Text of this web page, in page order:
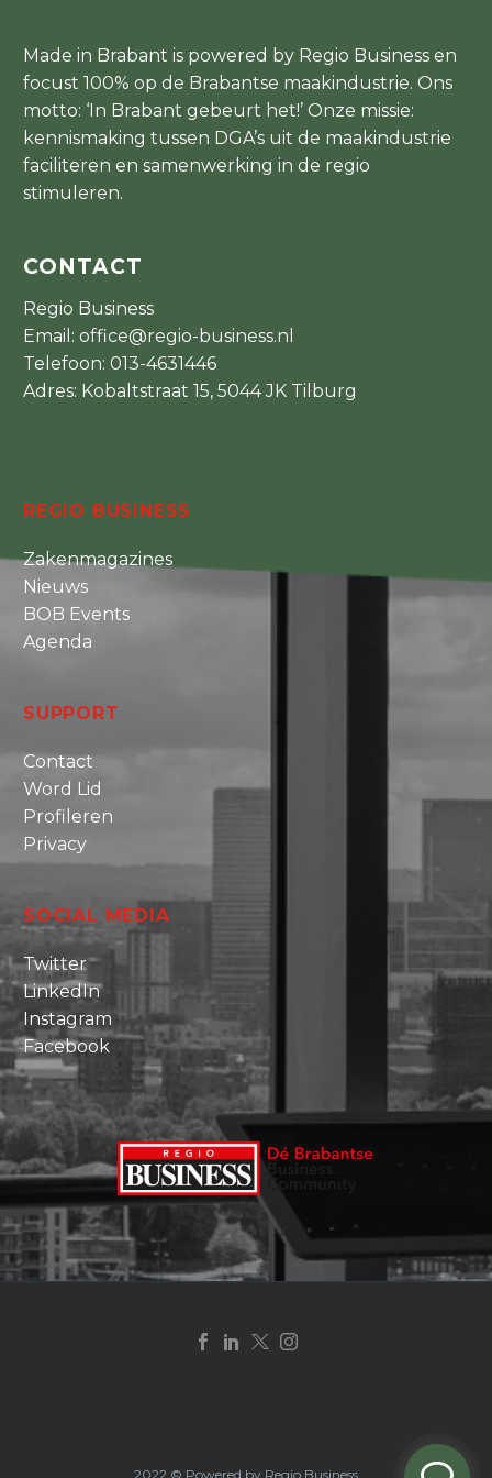
Made in Brabant is powered by Regio Business en
focust 100% op de Brabantse maakindustrie. Ons
motto: ‘In Brabant gebeurt het!’ Onze missie:
kennismaking tussen DGA’s uit de maakindustrie
faciliteren en samenwerking in de regio
stimuleren.
CONTACT
Regio Business
Email: office@regio-business.nl
Telefoon: 013-4631446
Adres: Kobaltstraat 15, 5044 JK Tilburg
REGIO BUSINESS
Zakenmagazines
Nieuws
BOB Events
Agenda
SUPPORT
Contact
Word Lid
Profileren
Privacy
SOCIAL MEDIA
Twitter
LinkedIn
Instagram
Facebook
2022 © Powered by Regio Business